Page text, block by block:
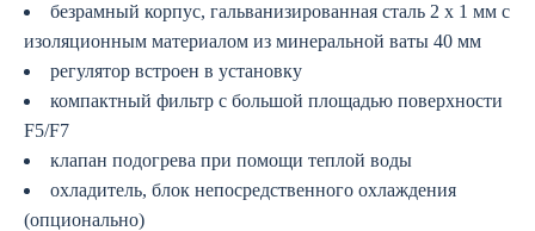
безрамный корпус, гальванизированная сталь 2 х 1 мм с
изоляционным материалом из минеральной ваты 40 мм
регулятор встроен в установку
компактный фильтр с большой площадью поверхности
F5/F7
клапан подогрева при помощи теплой воды
охладитель, блок непосредственного охлаждения
(опционально)